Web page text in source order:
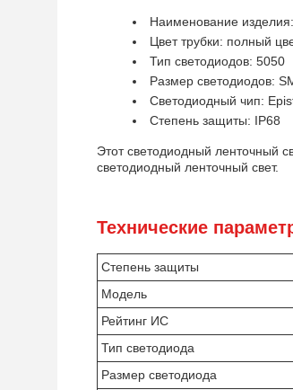
Наименование
Цвет трубки: полный
Тип светодиодов: 5050
Размер светодиодов:
Светодиодный чип:
Степень защиты: IP68
Этот светодиодный ленточный
светодиодный ленточный свет.
Технические
Степень защиты
Модель
Рейтинг ИС
Тип светодиода
Размер светодиода